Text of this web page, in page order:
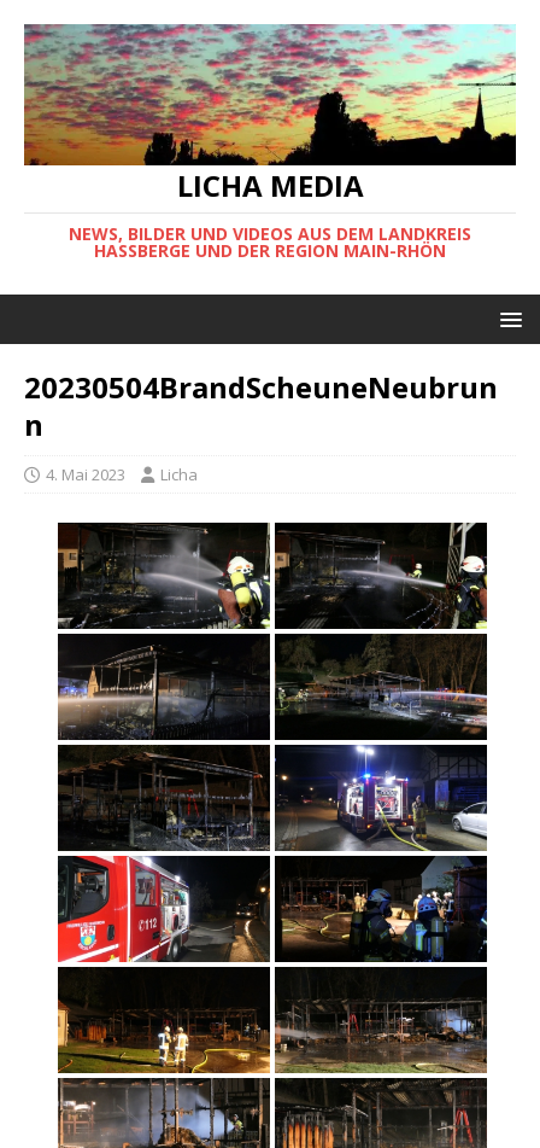
LICHA MEDIA
NEWS, BILDER UND VIDEOS AUS DEM LANDKREIS
HASSBERGE UND DER REGION MAIN-RHÖN
20230504BrandScheuneNeubrun
n
4. Mai 2023 Licha